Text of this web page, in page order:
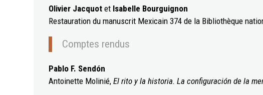
Olivier Jacquot et Isabelle Bourguignon
Restauration du manuscrit Mexicain 374 de la Bibliothèque
Comptes rendus
Pablo F. Sendón
Antoinette Molinié, El rito y la historia. La configuración de la